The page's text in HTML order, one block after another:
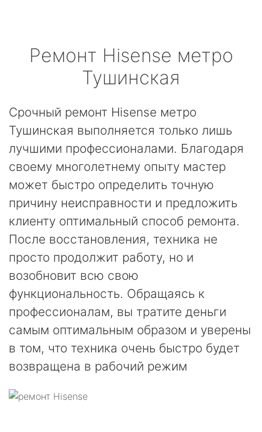
Ремонт Hisense метро
Тушинская
Срочный ремонт Hisense метро
Тушинская выполняется только лишь
лучшими профессионалами. Благодаря
своему многолетнему опыту мастер
может быстро определить точную
причину неисправности и предложить
клиенту оптимальный способ ремонта.
После восстановления, техника не
просто продолжит работу, но и
возобновит всю свою
функциональность. Обращаясь к
профессионалам, вы тратите деньги
самым оптимальным образом и уверены
в том, что техника очень быстро будет
возвращена в рабочий режим